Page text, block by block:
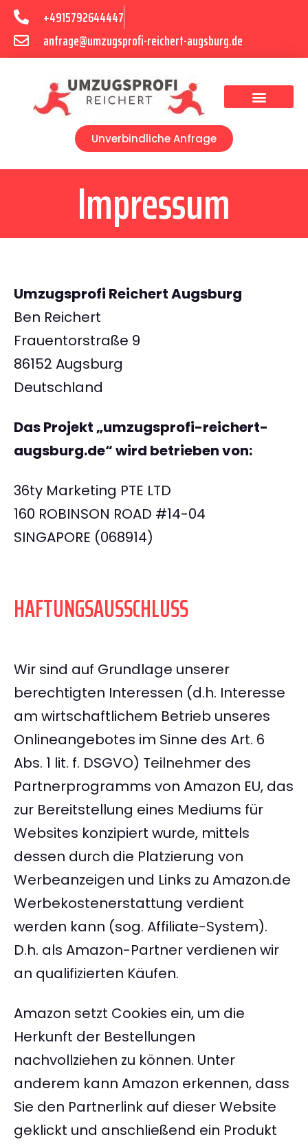
+4915792644447
anfrage@umzugsprofi-reichert-augsburg.de
Unverbindliche Anfrage
Impressum
Umzugsprofi Reichert Augsburg
Ben Reichert
Frauentorstraße 9
86152 Augsburg
Deutschland
Das Projekt „umzugsprofi-reichert-
augsburg.de“ wird betrieben von:
36ty Marketing PTE LTD
160 ROBINSON ROAD #14-04
SINGAPORE (068914)
HAFTUNGSAUSSCHLUSS
Wir sind auf Grundlage unserer
berechtigten Interessen (d.h. Interesse
am wirtschaftlichem Betrieb unseres
Onlineangebotes im Sinne des Art. 6
Abs. 1 lit. f. DSGVO) Teilnehmer des
Partnerprogramms von Amazon EU, das
zur Bereitstellung eines Mediums für
Websites konzipiert wurde, mittels
dessen durch die Platzierung von
Werbeanzeigen und Links zu Amazon.de
Werbekostenerstattung verdient
werden kann (sog. Affiliate-System).
D.h. als Amazon-Partner verdienen wir
an qualifizierten Käufen.
Amazon setzt Cookies ein, um die
Herkunft der Bestellungen
nachvollziehen zu können. Unter
anderem kann Amazon erkennen, dass
Sie den Partnerlink auf dieser Website
geklickt und anschließend ein Produkt